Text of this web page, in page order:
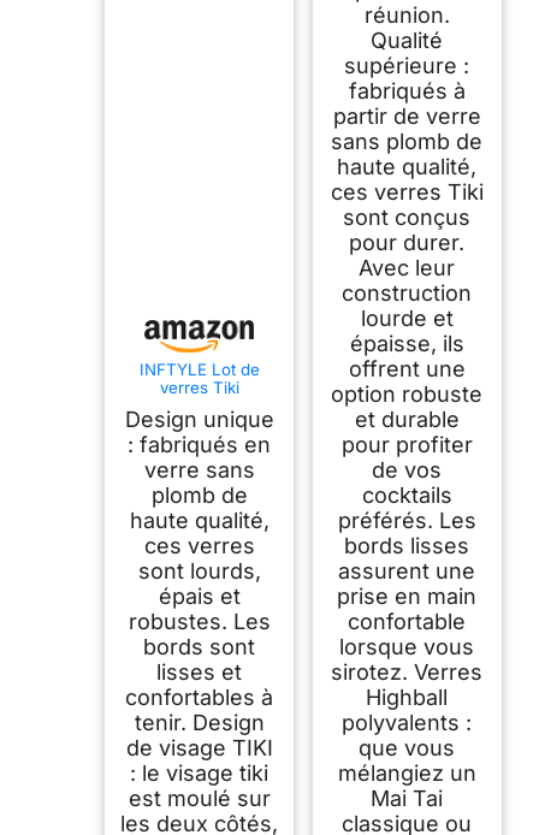
INFTYLE Lot de
verres Tiki
à 414 ml, verres à
cocktail modernes
parfaits pour les
cocktails exotiques,
Mai Tai, cocktails de
style hawaïen,
ensemble de
boissons tropicales
Design unique
: fabriqués en
verre sans
plomb de
haute qualité,
ces verres
sont lourds,
épais et
robustes. Les
bords sont
lisses et
confortables à
tenir. Design
de visage TIKI
: le visage tiki
est moulé sur
les deux côtés,
réunion.
Qualité
supérieure :
fabriqués à
partir de verre
sans plomb de
haute qualité,
ces verres Tiki
sont conçus
pour durer.
Avec leur
construction
lourde et
épaisse, ils
offrent une
option robuste
et durable
pour profiter
de vos
cocktails
préférés. Les
bords lisses
assurent une
prise en main
confortable
lorsque vous
sirotez. Verres
Highball
polyvalents :
que vous
mélangiez un
Mai Tai
classique ou